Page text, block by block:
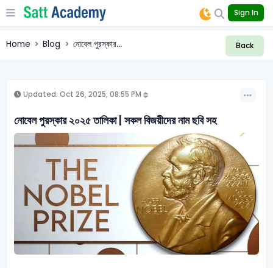
Sign In
Home Blog নোবেল পুরস্কার... Back
Updated: Oct 26, 2025, 08:55 PM
নোবেল পুরস্কার ২০২৫ তালিকা | সকল বিজয়ীদের নাম ছবি সহ